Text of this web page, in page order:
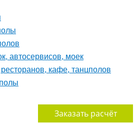
автосервисов, моек
кафе, танцполов
Заказать расчёт